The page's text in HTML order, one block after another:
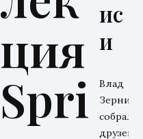
ция
Spri
ис
и
Влад
собрал
друзей